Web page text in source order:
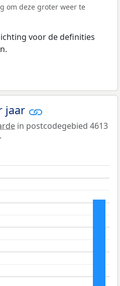
om deze groter weer te
voor de definities
jaar
in postcodegebied 4613